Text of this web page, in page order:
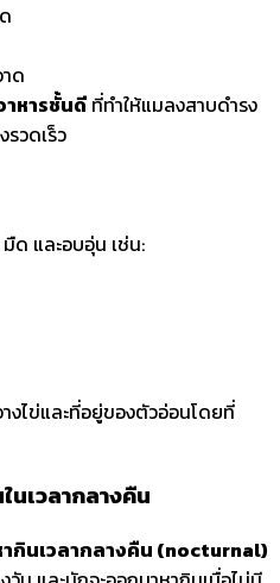
ด
หารชั้นดี ที่ทำให้แมลงสาบดำรง
วดเร็ว
ด และอบอุ่น เช่น:
งไข่และที่อยู่ของตัวอ่อนโดยที่
เวลากลางคืน
กินเวลากลางคืน (nocturnal)